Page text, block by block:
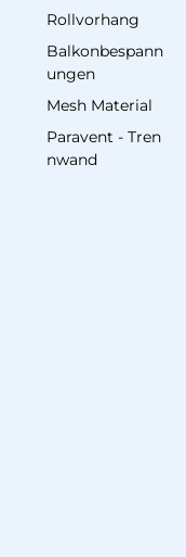
Rollvorhang
Balkonbespann
ungen
Mesh Material
Paravent - Tren
nwand